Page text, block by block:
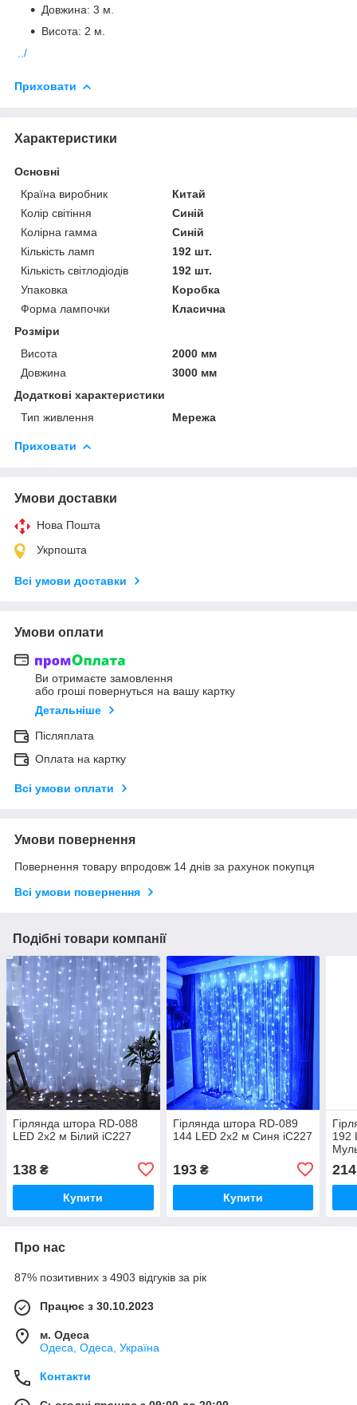
Довжина: 3 м.
Висота: 2 м.
../
Приховати
Характеристики
Основні
Країна виробник
Китай
Колір світіння
Синій
Колірна гамма
Синій
Кількість ламп
192 шт.
Кількість світлодіодів
192 шт.
Упаковка
Коробка
Форма лампочки
Класична
Розміри
Висота
2000 мм
Довжина
3000 мм
Додаткові характеристики
Тип живлення
Мережа
Приховати
Умови доставки
Нова Пошта
Укрпошта
Всі умови доставки
Умови оплати
Ви отримаєте замовлення
або гроші повернуться на вашу картку
Детальніше
Післяплата
Оплата на картку
Всі умови оплати
Умови повернення
Повернення товару впродовж 14 днів за рахунок покупця
Всі умови повернення
Подібні товари компанії
Гірлянда штора RD-088
LED 2х2 м Білий iC227
138 ₴
Купити
Гірлянда штора RD-089
144 LED 2х2 м Синя iC227
193₴
Купити
192
214
Про нас
87% позитивних з 4903 відгуків за рік
Працює з 30.10.2023
м. Одеса
Одеса, Одеса, Україна
Контакти